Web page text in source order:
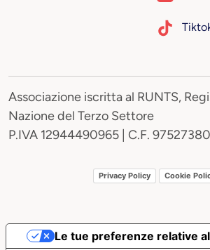
Associazione iscritta al RUNTS,
Nazione del Terzo Settore
P.IVA 12944490965 | C.F.
Privacy Policy Cookie
Le tue preferenze relative